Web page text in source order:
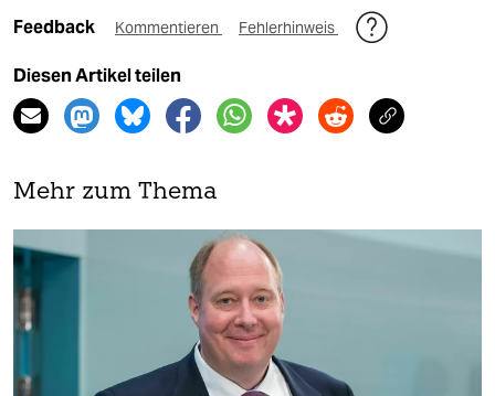
Feedback Kommentieren Fehlerhinweis
Diesen Artikel teilen
Mehr zum Thema